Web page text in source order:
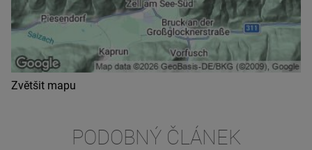
Zvětšit mapu
PODOBNÝ ČLÁNEK